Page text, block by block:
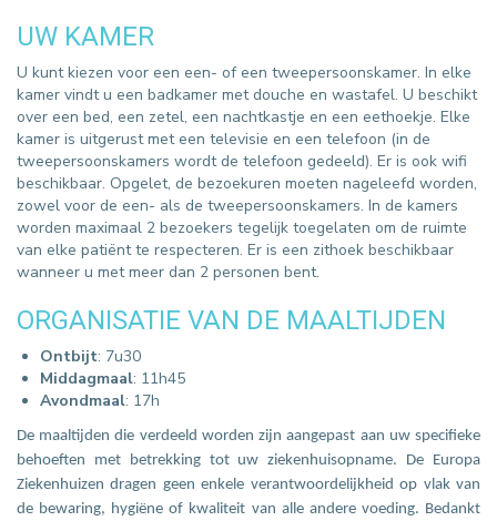
UW KAMER
U kunt kiezen voor een een- of een tweepersoonskamer. In elke
kamer vindt u een badkamer met douche en wastafel. U beschikt
over een bed, een zetel, een nachtkastje en een eethoekje. Elke
kamer is uitgerust met een televisie en een telefoon (in de
tweepersoonskamers wordt de telefoon gedeeld). Er is ook wifi
beschikbaar. Opgelet, de bezoekuren moeten nageleefd worden,
zowel voor de een- als de tweepersoonskamers. In de kamers
worden maximaal 2 bezoekers tegelijk toegelaten om de ruimte
van elke patiënt te respecteren. Er is een zithoek beschikbaar
wanneer u met meer dan 2 personen bent.
ORGANISATIE VAN DE MAALTIJDEN
Ontbijt: 7u30
Middagmaal: 11h45
Avondmaal: 17h
De maaltijden die verdeeld worden zijn aangepast aan uw specifieke
behoeften met betrekking tot uw ziekenhuisopname. De Europa
Ziekenhuizen dragen geen enkele verantwoordelijkheid op vlak van
de bewaring, hygiëne of kwaliteit van alle andere voeding. Bedankt